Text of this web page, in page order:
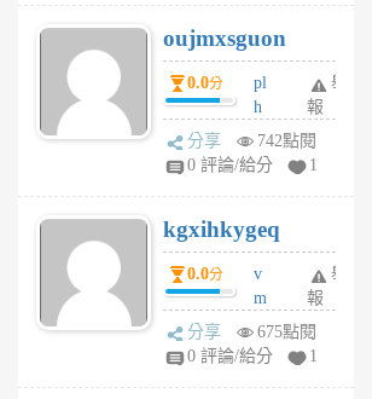
個
月
前
個
月
前
oujmxsguon
0.0分
pl
h
wi
w
6
個
月
前
舉
報
分享
742點閱
0 評論/給分
1
kgxihkygeq
0.0分
v
m
sg
sr
舉
報
分享
675點閱
0 評論/給分
1